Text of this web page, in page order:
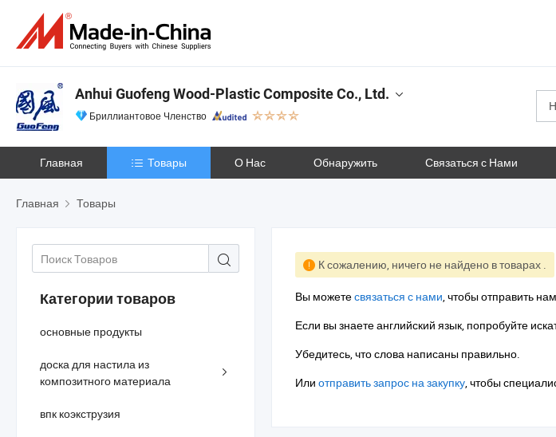
Anhui Guofeng Wood-Plastic Composite Co., Ltd.
Бриллиантовое Членство
Главная Товары О Нас Обнаружить Связаться с Нами
Главная Товары
Категории товаров
основные продукты
доска для настила из
композитного материала
впк коэкструзия
К сожалению, ничего не найдено в товарах .
Вы можетесвязаться с нами, чтобы отправить
Если вы знаете английский язык, попробуйте
Убедитесь, что слова написаны правильно.
Или отправить запрос на закупку, чтобы